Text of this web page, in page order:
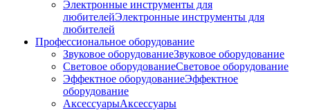
Электронные инструменты для
любителейЭлектронные инструменты для
любителей
Профессиональное оборудование
Звуковое оборудованиеЗвуковое оборудование
Световое оборудованиеСветовое оборудование
Эффектное оборудованиеЭффектное
оборудование
АксессуарыАксессуары